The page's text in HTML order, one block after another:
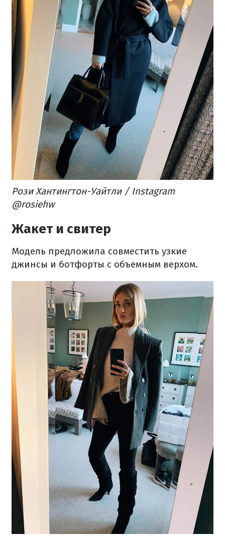
Рози Хантингтон-Уайтли / Instagram
@rosiehw
Жакет и свитер
Модель предложила совместить узкие
джинсы и ботфорты с объемным верхом.